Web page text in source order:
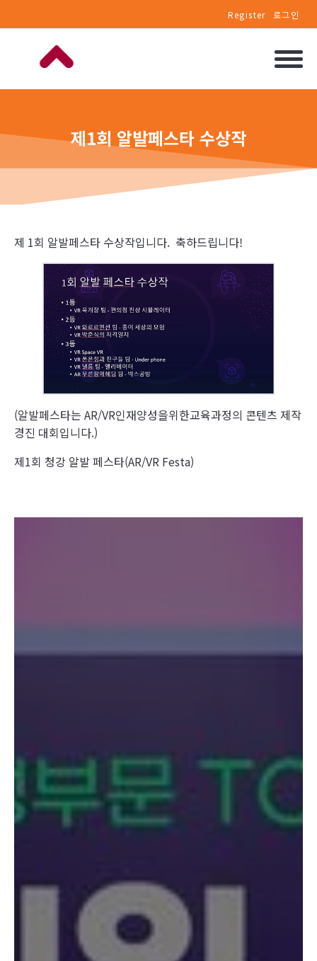
Register 로그인
제1회 알발페스타 수상작
제 1회 알발페스타 수상작입니다. 축하드립니다!
(알발페스타는 AR/VR인재양성을위한교육과정의 콘텐츠 제작
경진 대회입니다.)
제1회 청강 알발 페스타(AR/VR Festa)